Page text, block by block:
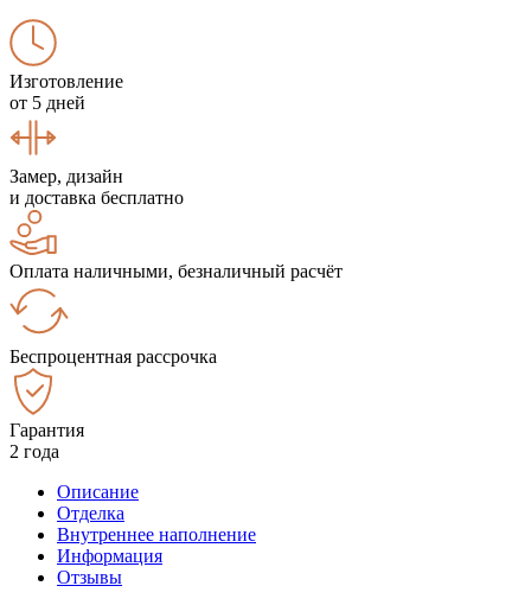
Изготовление
от 5 дней
Замер, дизайн
и доставка бесплатно
Оплата наличными, безналичный расчёт
Беспроцентная рассрочка
Гарантия
2 года
Описание
Отделка
Внутреннее наполнение
Информация
Отзывы